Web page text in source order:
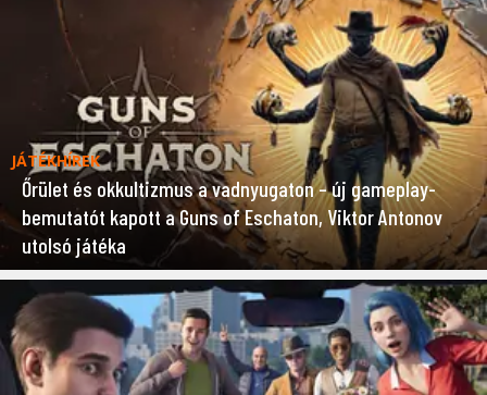
JÁTÉKHÍREK
Őrület és okkultizmus a vadnyugaton – új gameplay-
bemutatót kapott a Guns of Eschaton, Viktor Antonov
utolsó játéka